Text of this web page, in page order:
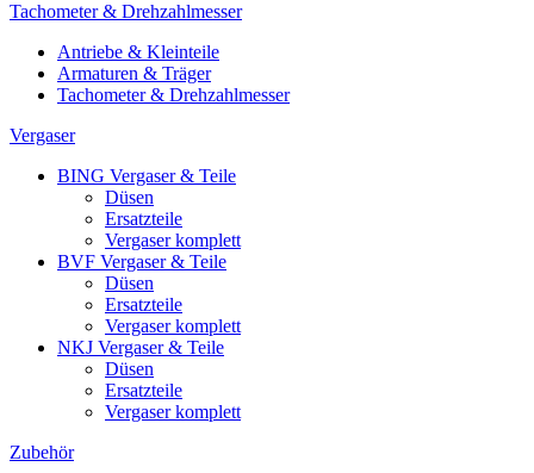
Tachometer & Drehzahlmesser
Antriebe & Kleinteile
Armaturen & Träger
Tachometer & Drehzahlmesser
Vergaser
BING Vergaser & Teile
Düsen
Ersatzteile
Vergaser komplett
BVF Vergaser & Teile
Düsen
Ersatzteile
Vergaser komplett
NKJ Vergaser & Teile
Düsen
Ersatzteile
Vergaser komplett
Zubehör